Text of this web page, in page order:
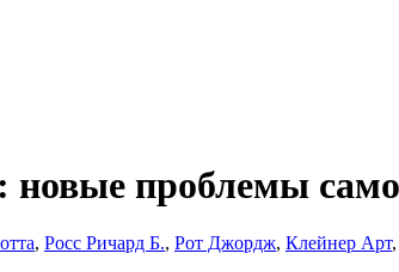
новые проблемы
, Росс Ричард Б., Рот Джордж, Клейнер Арт,